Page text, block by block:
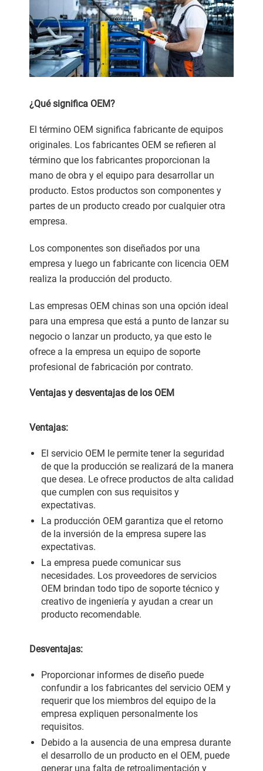
¿Qué significa OEM?
El término OEM significa fabricante de equipos
originales. Los fabricantes OEM se refieren al
término que los fabricantes proporcionan la
mano de obra y el equipo para desarrollar un
producto. Estos productos son componentes y
partes de un producto creado por cualquier otra
empresa.
Los componentes son diseñados por una
empresa y luego un fabricante con licencia OEM
realiza la producción del producto.
Las empresas OEM chinas son una opción ideal
para una empresa que está a punto de lanzar su
negocio o lanzar un producto, ya que esto le
ofrece a la empresa un equipo de soporte
profesional de fabricación por contrato.
Ventajas y desventajas de los OEM
Ventajas:
El servicio OEM le permite tener la seguridad
de que la producción se realizará de la manera
que desea. Le ofrece productos de alta calidad
que cumplen con sus requisitos y
expectativas.
La producción OEM garantiza que el retorno
de la inversión de la empresa supere las
expectativas.
La empresa puede comunicar sus
necesidades. Los proveedores de servicios
OEM brindan todo tipo de soporte técnico y
creativo de ingeniería y ayudan a crear un
producto recomendable.
Desventajas:
Proporcionar informes de diseño puede
confundir a los fabricantes del servicio OEM y
requerir que los miembros del equipo de la
empresa expliquen personalmente los
requisitos.
Debido a la ausencia de una empresa durante
el desarrollo de un producto en el OEM, puede
generar una falta de retroalimentación y